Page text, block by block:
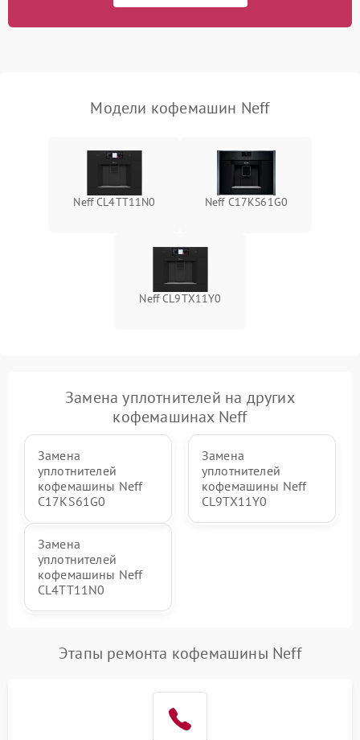
Модели кофемашин Neff
Neff CL4TT11N0 Neff C17KS61G0
Neff CL9TX11Y0
Замена уплотнителей на других
кофемашинах Neff
Замена
уплотнителей
кофемашины Neff
C17KS61G0
Замена
уплотнителей
кофемашины Neff
CL9TX11Y0
Замена
уплотнителей
кофемашины Neff
CL4TT11N0
Этапы ремонта кофемашины Neff